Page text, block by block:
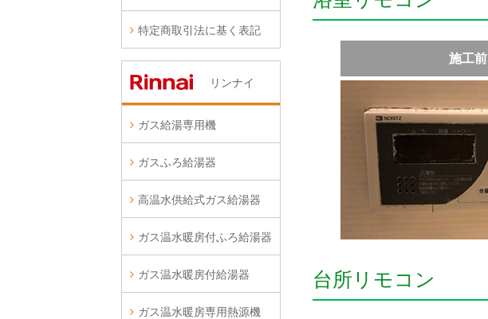
施工前
台所リモコン
特定商取引法に基く表記
リンナイ
ガス給湯専用機
ガスふろ給湯器
高温水供給式ガス給湯器
ガス温水暖房付ふろ給湯器
ガス温水暖房付給湯器
ガス温水暖房専用熱源機